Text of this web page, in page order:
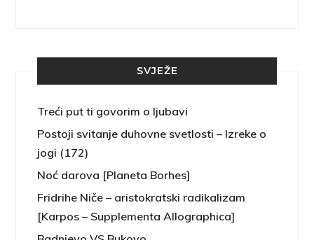
SVJEŽE
Treći put ti govorim o ljubavi
Postoji svitanje duhovne svetlosti – Izreke o
jogi (172)
Noć darova [Planeta Borhes]
Fridrihe Niče – aristokratski radikalizam
[Karpos – Supplementa Allographica]